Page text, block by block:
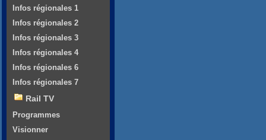
Infos régionales 1
Infos régionales 2
Infos régionales 3
Infos régionales 4
Infos régionales 6
Infos régionales 7
Rail TV
Programmes
Visionner